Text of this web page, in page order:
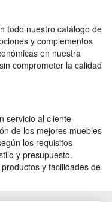
todo nuestro catálogo de
y complementos
en nuestra
comprometer la calidad
servicio al cliente
de los mejores muebles
los requisitos
y presupuesto.
y facilidades de